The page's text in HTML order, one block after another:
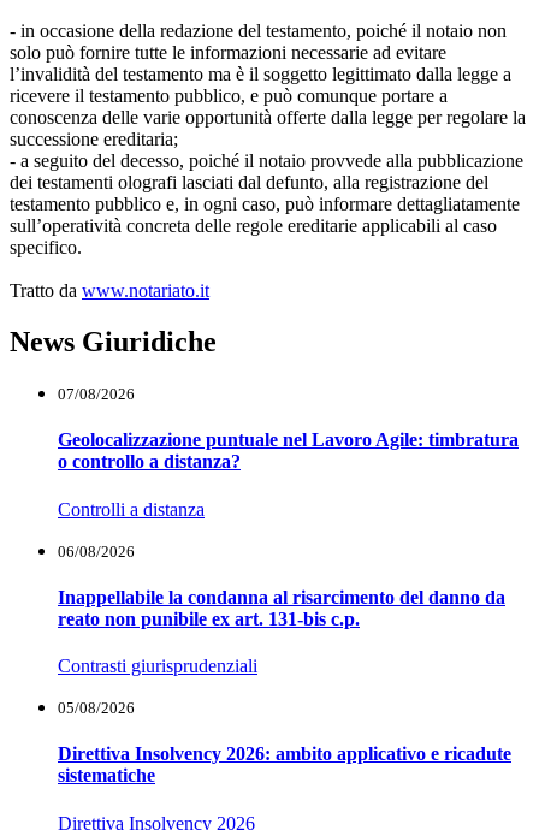
- in occasione della redazione del testamento, poiché il notaio non
solo può fornire tutte le informazioni necessarie ad evitare
l’invalidità del testamento ma è il soggetto legittimato dalla legge a
ricevere il testamento pubblico, e può comunque portare a
conoscenza delle varie opportunità offerte dalla legge per regolare la
successione ereditaria;
- a seguito del decesso, poiché il notaio provvede alla pubblicazione
dei testamenti olografi lasciati dal defunto, alla registrazione del
testamento pubblico e, in ogni caso, può informare dettagliatamente
sull’operatività concreta delle regole ereditarie applicabili al caso
specifico.
Tratto da www.notariato.it
News Giuridiche
07/08/2026
Geolocalizzazione puntuale nel Lavoro Agile: timbratura
o controllo a distanza?
Controlli a distanza
06/08/2026
Inappellabile la condanna al risarcimento del danno da
reato non punibile ex art. 131-bis c.p.
Contrasti giurisprudenziali
05/08/2026
Direttiva Insolvency 2026: ambito applicativo e ricadute
sistematiche
Direttiva Insolvency 2026